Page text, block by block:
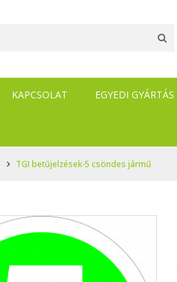
KAPCSOLAT EGYEDI GYÁRTÁS
TGI betűjelzések-5 csöndes jármű